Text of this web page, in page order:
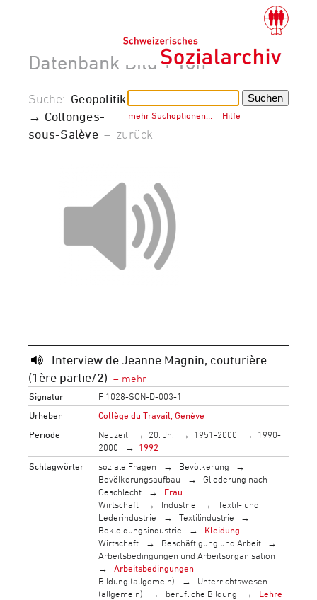
Datenbank Bild + Ton
mehr Suchoptionen… Hilfe
Suche: Geopolitik
→ Collonges-
sous-Salève– zurück
Interview de Jeanne Magnin, couturière
(1ère partie/2)
Signatur
F 1028-SON-D-003-1
Urheber
Collège du Travail, Genève
Periode
Neuzeit 20. Jh. 1951-2000
1990-
2000
1992
Schlagwörter
soziale Fragen
Bevölkerung
Bevölkerungsaufbau
Gliederung nach
Geschlecht
Frau
Wirtschaft
Industrie
Textil- und
Lederindustrie
Textilindustrie
Bekleidungsindustrie
Kleidung
Wirtschaft
Beschäftigung und Arbeit
Arbeitsbedingungen und Arbeitsorganisation
Arbeitsbedingungen
Bildung (allgemein)
Unterrichtswesen
(allgemein)
berufliche Bildung
Lehre